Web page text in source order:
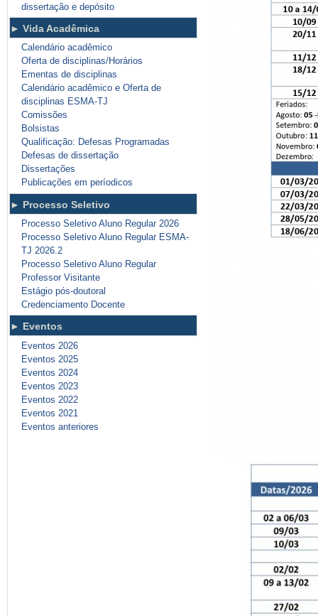
dissertação e depósito
Vida Acadêmica
Calendário acadêmico
Oferta de disciplinas/Horários
Ementas de disciplinas
Calendário acadêmico e Oferta de
disciplinas ESMA-TJ
Comissões
Bolsistas
Qualificação: Defesas Programadas
Defesas de dissertação
Dissertações
Publicações em períodicos
Processo Seletivo
Processo Seletivo Aluno Regular 2026
Processo Seletivo Aluno Regular ESMA-
TJ 2026.2
Processo Seletivo Aluno Regular
Professor Visitante
Estágio pós-doutoral
Credenciamento Docente
Eventos
Eventos 2026
Eventos 2025
Eventos 2024
Eventos 2023
Eventos 2022
Eventos 2021
Eventos anteriores